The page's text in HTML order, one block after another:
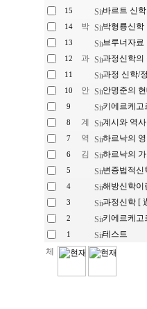
15 바르트 신
14 박형룡신학
13 브루너자료
12 과정신학의
11 과정 신학/
10 안명준의
9 키에르케고
8 계시와 역
7 하르낙의
6 하르낙의
5 변증법적신
4 해방신학이
3 과정신학 [
2 키에르케고
1 테스트